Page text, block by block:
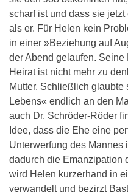
scharf ist und dass sie
als er. Für Helen kein
in einer »Beziehung auf
der Abend gelaufen.
Heirat ist nicht mehr zu
Mutter. Schließlich
Lebens« endlich an den
auch Dr. Schröder-Röder
Idee, dass die Ehe eine
Unterwerfung des
dadurch die Emanzipation
wird Helen kurzerhand in
verwandelt und bezirzt